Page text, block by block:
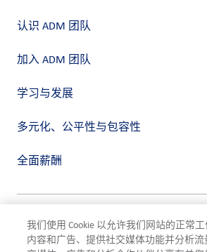
认识 ADM 团队
加入 ADM 团队
学习与发展
多元化、公平性与包容性
全面薪酬
隐私政策
使用条款
我们使用 Cookie 以允许我们网站的正常
内容和广告、提供社交媒体功能并分析